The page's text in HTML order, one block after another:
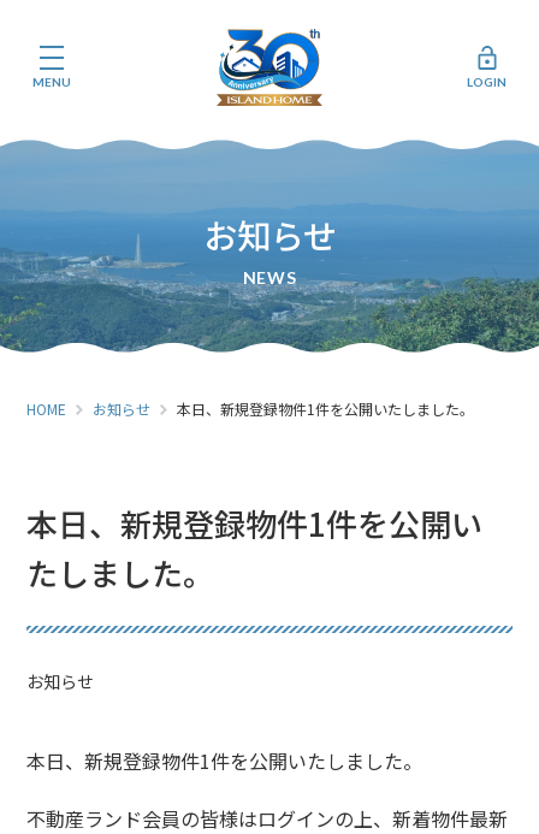
MENU LOGIN
お知らせ
HOME お知らせ 本日、新規登録物件1件を公開いたしました。
本日、新規登録物件1件を公開い
たしました。
お知らせ
本日、新規登録物件1件を公開いたしました。
不動産ランド会員の皆様はログインの上、新着物件最新